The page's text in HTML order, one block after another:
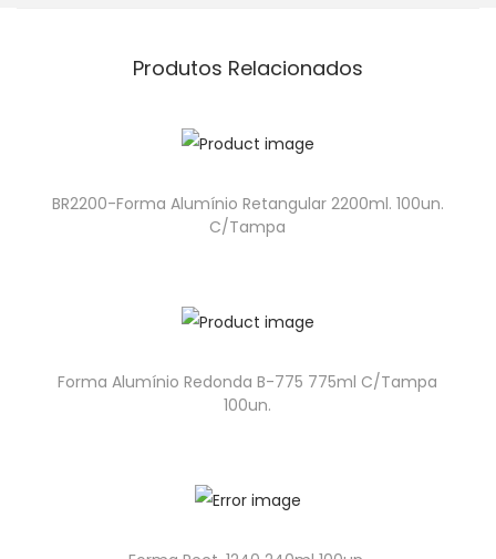
Produtos Relacionados
BR2200-Forma Alumínio Retangular 2200ml. 100un.
C/Tampa
Forma Alumínio Redonda B-775 775ml C/Tampa
100un.